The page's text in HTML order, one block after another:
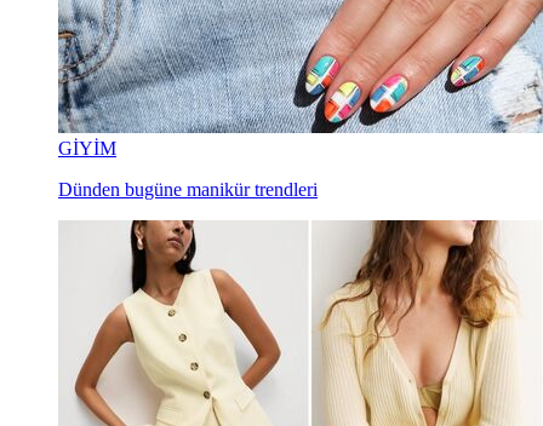
GİYİM
Dünden bugüne manikür trendleri